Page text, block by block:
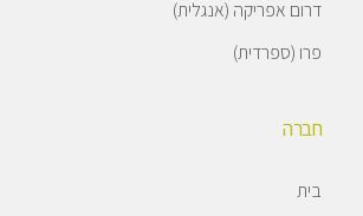
דרום אפריקה (אנגלית)
פרו (ספרדית)
חברה
בית